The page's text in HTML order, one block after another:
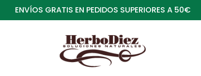
ENVÍOS GRATIS EN PEDIDOS SUPERIORES A 50€